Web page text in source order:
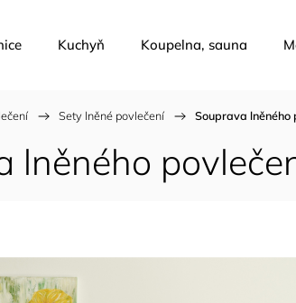
Kuchyň Koupelna, sauna
/ Sety lněné povlečení / Souprava
lněného